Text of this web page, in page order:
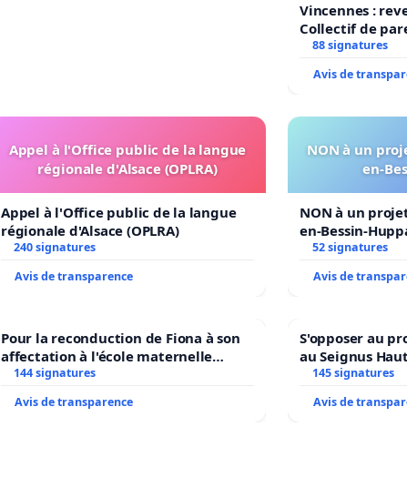
Vincennes :
Collectif de
Veil
88 signatures
Avis de
Appel à l'Office public de la langue
régionale d'Alsace (OPLRA)
Appel à l'Office public de la langue
régionale d'Alsace (OPLRA)
240 signatures
Avis de transparence
NON à un
en-
NON à un
en-Bessin-
52 signatures
Avis de
Pour la reconduction de Fiona à son
affectation à l'école maternelle
LAMARTINE auprès de Léo N. en
2026/2027
144 signatures
Avis de transparence
S'opposer au
au Seignus Haut
145 signatures
Avis de